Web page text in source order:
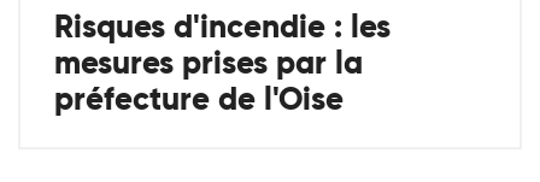
Risques d'incendie : les
mesures prises par la
préfecture de l'Oise